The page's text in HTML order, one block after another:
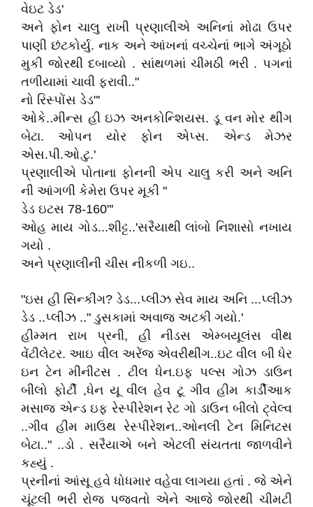
વેઇટ ડેડ'
અને ફોન ચાલુ રાખી પ્રણાલીએ અનિનાં મોઢા ઉપર
પાણી છંટકોર્યુ. નાક અને આંખનાં વચ્ચેનાં ભાગે અંગૂઠો
મુકી જોરથી દબાવ્યો . સાંથળમાં ચીમઠી ભરી . પગનાં
તળીયામાં ચાવી ફરાવી.."
નો રિસ્પોંસ ડેડ"'
ઓકે..મીન્સ હી ઇઝ અનકોન્શિયસ. ડૂ વન મોર થીંગ
બેટા. ઓપન યોર ફોન એપ્સ. એન્ડ મેઝર
એસ.પી.ઓ.ટુ.'
પ્રણાલીએ પોતાના ફોનની એપ ચાલુ કરી અને અનિ
ની આંગળી કેમેરા ઉપર મૂકી "
ડેડ ઇટસ 78-160"'
ઓહ માય ગોડ...શીટ્ટ..'સરૈયાથી લાંબો નિશાસો નખાય
ગયો .
અને પ્રણાલીની ચીસ નીકળી ગઇ..
"ઇસ હી સિન્કીંગ? ડેડ...પ્લીઝ સેવ માય અનિ ...પ્લીઝ
ડેડ ..પ્લીઝ .." ડુસકામાં અવાજ અટકી ગયો.'
હીમ્મત રાખ પ્રની, હી નીડસ એમ્બયૂલંસ વીથ
વેંટીલેટર. આઇ વીલ અરેંજ એવરીથીંગ..ઇટ વીલ બી ધેર
ઇન ટેન મીનીટસ . ટીલ ધેન.ઇફ પલ્સ ગોઝ ડાઉન
બીલો ફોર્ટી ,ધેન યૂ વીલ હેવ ટૂ ગીવ હીમ કાર્ડીઆક
મસાજ એન્ડ ઇફ રેસ્પીરેશન રેટ ગો ડાઉન બીલો ટ્વેલ્વ
..ગીવ હીમ માઉથ રેસ્પીરેશન..ઓનલી ટેન મિનિટસ
બેટા.." ..ડો . સરૈયાએ બને એટલી સંયતતા જાળવીને
કહ્યું .
પ્રનીનાં આંસૂ હવે ધોધમાર વહેવા લાગયા હતાં . જે એને
ચૂંટલી ભરી રોજ પજવતો એને આજે જોરથી ચીમટી